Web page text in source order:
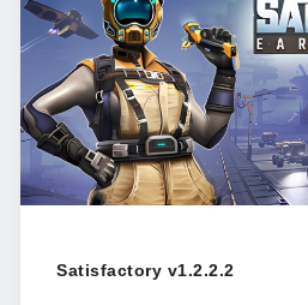
Satisfactory v1.2.2.2